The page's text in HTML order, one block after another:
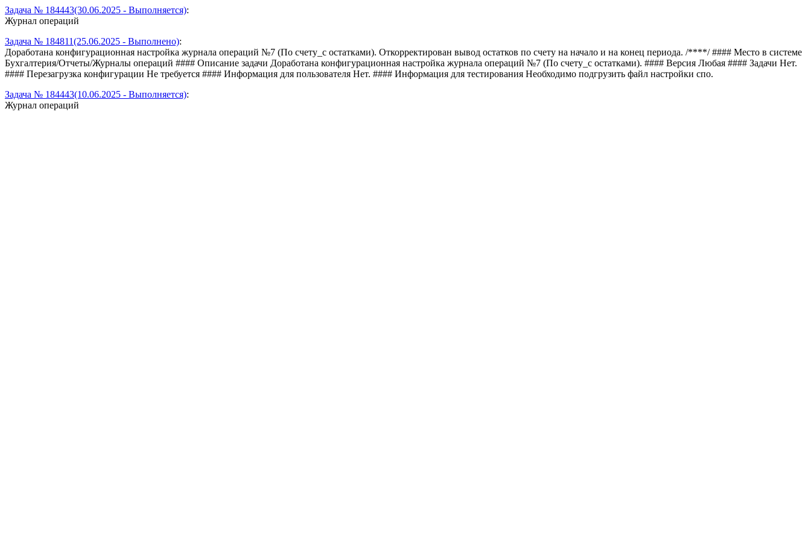
Задача № 184443(30.06.2025 - Выполняется):
Журнал операций
Задача № 184811(25.06.2025 - Выполнено):
Доработана конфигурационная настройка журнала операций №7 (По счету_с остатками). Откорректирован вывод остатков по счету на начало и на конец периода. /****/ #### Место в системе
Бухгалтерия/Отчеты/Журналы операций #### Описание задачи Доработана конфигурационная настройка журнала операций №7 (По счету_с остатками). #### Версия Любая #### Задачи Нет.
#### Перезагрузка конфигурации Не требуется #### Информация для пользователя Нет. #### Информация для тестирования Необходимо подгрузить файл настройки спо.
Задача № 184443(10.06.2025 - Выполняется):
Журнал операций